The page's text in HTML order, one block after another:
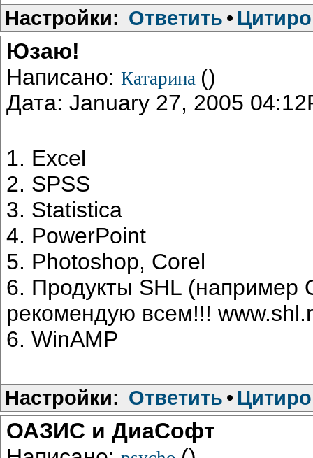
Настройки: Ответить •
Юзаю!
Написано: Катарина ()
Дата: January 27, 2005
1. Excel
2. SPSS
3. Statistica
4. PowerPoint
5. Photoshop, Corel
6. Продукты SHL (например
рекомендую всем!!!
6. WinAMP
Настройки: Ответить •
ОАЗИС и ДиаСофт